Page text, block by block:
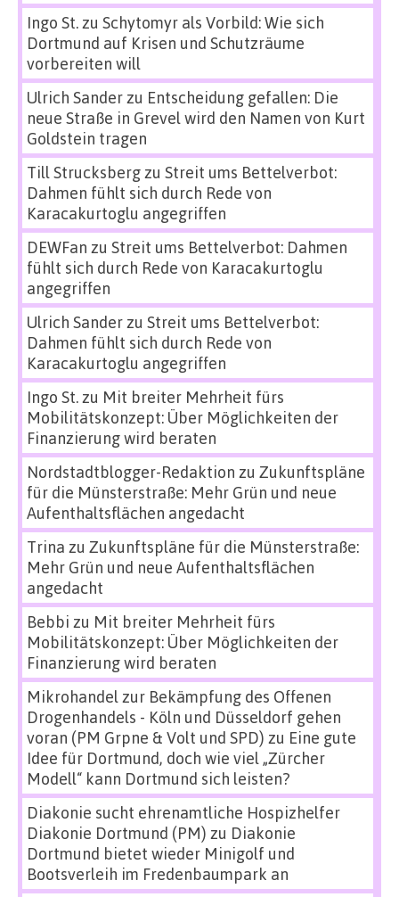
Ingo St.zu Schytomyr als Vorbild: Wie sich
Dortmund auf Krisen und Schutzräume
vorbereiten will
Ulrich Sanderzu Entscheidung gefallen: Die
neue Straße in Grevel wird den Namen von Kurt
Goldstein tragen
Till Strucksbergzu Streit ums Bettelverbot:
Dahmen fühlt sich durch Rede von
Karacakurtoglu angegriffen
DEWFan zu Streit ums Bettelverbot: Dahmen
fühlt sich durch Rede von Karacakurtoglu
angegriffen
Ulrich Sanderzu Streit ums Bettelverbot:
Dahmen fühlt sich durch Rede von
Karacakurtoglu angegriffen
Ingo St.zu Mit breiter Mehrheit fürs
Mobilitätskonzept: Über Möglichkeiten der
Finanzierung wird beraten
Nordstadtblogger-Redaktion zu Zukunftspläne
für die Münsterstraße: Mehr Grün und neue
Aufenthaltsflächen angedacht
Trina zu Zukunftspläne für die Münsterstraße:
Mehr Grün und neue Aufenthaltsflächen
angedacht
Bebbi zu Mit breiter Mehrheit fürs
Mobilitätskonzept: Über Möglichkeiten der
Finanzierung wird beraten
Mikrohandel zur Bekämpfung des Offenen
Drogenhandels - Köln und Düsseldorf gehen
voran (PM Grpne & Volt und SPD) zu Eine gute
Idee für Dortmund, doch wie viel „Zürcher
Modell“ kann Dortmund sich leisten?
Diakonie sucht ehrenamtliche Hospizhelfer
Diakonie Dortmund (PM) zu Diakonie
Dortmund bietet wieder Minigolf und
Bootsverleih im Fredenbaumpark an